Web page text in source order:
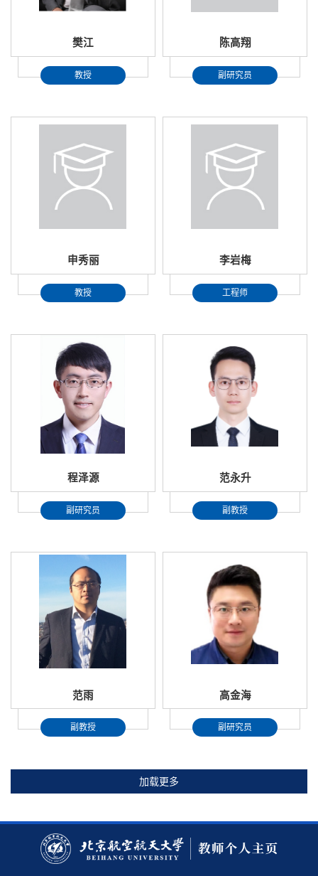
樊江
教授
陈高翔
副研究员
申秀丽
教授
李岩梅
工程师
程泽源
副研究员
范永升
副教授
范雨
副教授
高金海
副研究员
加载更多